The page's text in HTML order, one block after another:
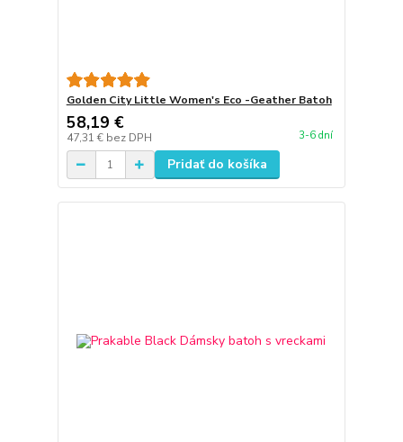
Golden City Little Women's Eco -Geather Batoh
58,19 €
47,31 € bez DPH 3-6 dní
Pridať do košíka